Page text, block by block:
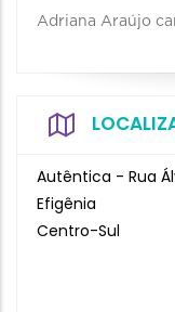
Adriana Araújo
Autêntica - Rua
Efigênia
Centro-Sul